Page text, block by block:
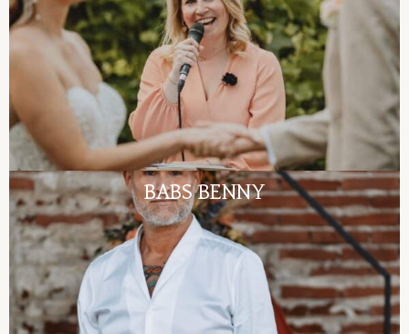
BABS BENNY